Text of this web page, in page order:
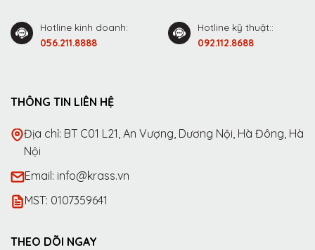
Hotline kinh doanh:
056.211.8888
Hotline kỹ thuật::
092.112.8688
THÔNG TIN LIÊN HỆ
Địa chỉ: BT C01 L21, An Vượng, Dương Nội, Hà Đông, Hà
Nội
Email: info@krass.vn
MST: 0107359641
THEO DÕI NGAY